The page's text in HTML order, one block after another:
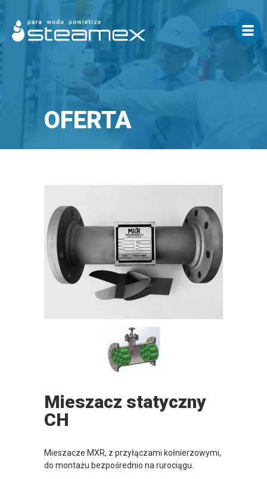
OFERTA
Mieszacz statyczny
CH
Mieszacze MXR, z przyłączami kołnierzowymi,
do montażu bezpośrednio na rurociągu.